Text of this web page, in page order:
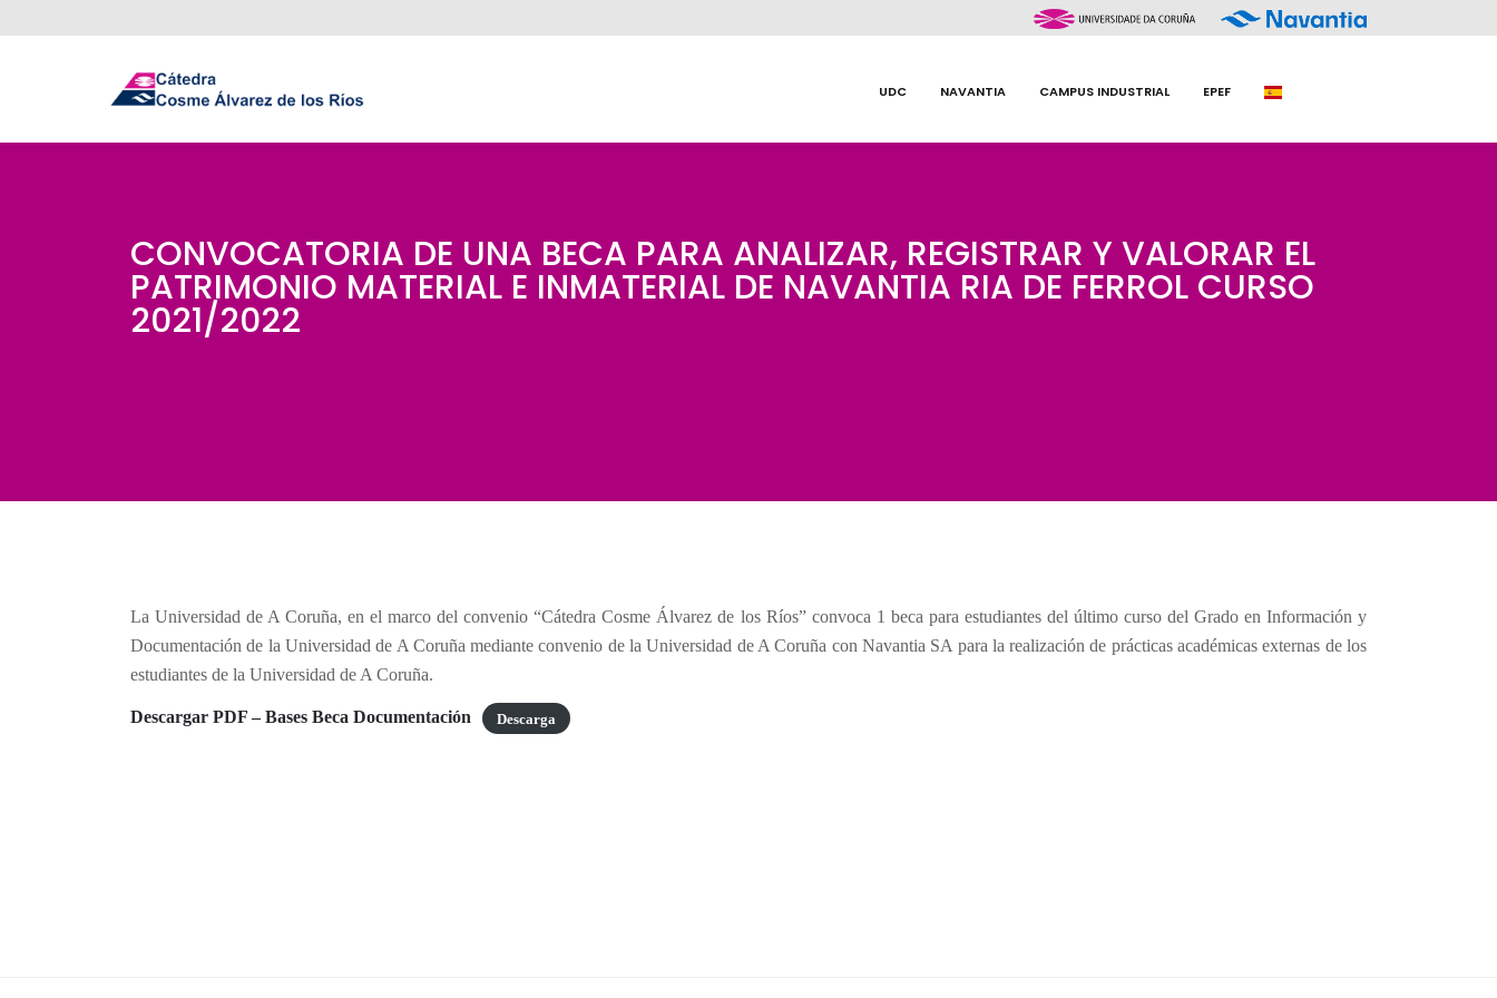
UDC NAVANTIA CAMPUS INDUSTRIAL EPEF
CONVOCATORIA DE UNA BECA PARA ANALIZAR, REGISTRAR Y VALORAR EL
PATRIMONIO MATERIAL E INMATERIAL DE NAVANTIA RIA DE FERROL CURSO
2021/2022
La Universidad de A Coruña, en el marco del convenio “Cátedra Cosme Álvarez de los Ríos” convoca 1 beca para estudiantes del último curso del Grado en Información y
Documentación de la Universidad de A Coruña mediante convenio de la Universidad de A Coruña con Navantia SA para la realización de prácticas académicas externas de los
estudiantes de la Universidad de A Coruña.
Descargar PDF – Bases Beca Documentación Descarga